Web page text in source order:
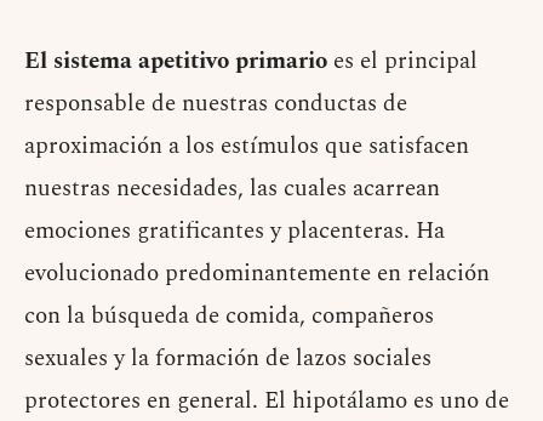
El sistema apetitivo primario es el principal
responsable de nuestras conductas de
aproximación a los estímulos que satisfacen
nuestras necesidades, las cuales acarrean
emociones gratificantes y placenteras. Ha
evolucionado predominantemente en relación
con la búsqueda de comida, compañeros
sexuales y la formación de lazos sociales
protectores en general. El hipotálamo es uno de